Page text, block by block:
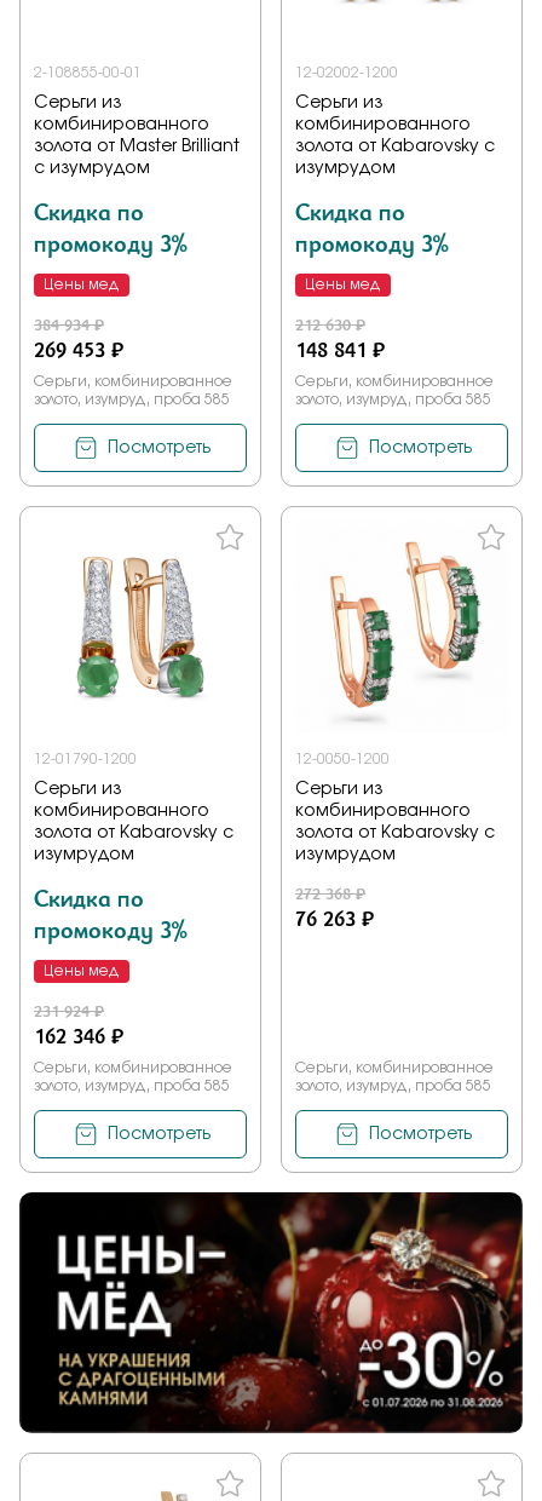
2-108855-00-01
Серьги из
комбинированного
золота от Master Brilliant
с изумрудом
Скидка по
промокоду 3%
Цены мед
384 934 ₽
269 453 ₽
Серьги, комбинированное
золото, изумруд, проба 585
Посмотреть
12-02002-1200
Серьги из
комбинированного
золота от Kabarovsky с
изумрудом
Скидка по
промокоду 3%
Цены мед
212 630 ₽
148 841 ₽
Серьги, комбинированное
золото, изумруд, проба 585
Посмотреть
12-01790-1200
Серьги из
комбинированного
золота от Kabarovsky с
изумрудом
Скидка по
промокоду 3%
Цены мед
231 924 ₽
162 346 ₽
Серьги, комбинированное
золото, изумруд, проба 585
Посмотреть
12-0050-1200
Серьги из
комбинированного
золота от Kabarovsky с
изумрудом
272 368 ₽
76 263 ₽
Серьги, комбинированное
золото, изумруд, проба 585
Посмотреть